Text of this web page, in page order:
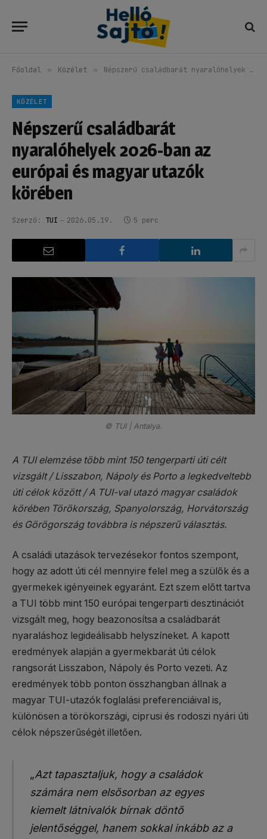
Főoldal » Közélet » Népszerű családbarát nyaralóhelyek 2026-ban az európai és magyar utazók körében
KÖZÉLET
Népszerű családbarát
nyaralóhelyek 2026-ban az
európai és magyar utazók
körében
Szerző: TUI 2026.05.19. 5 perc
© TUI | Antalya.
A TUI elemzése több mint 150 tengerparti úti célt
vizsgált / Lisszabon, Nápoly és Porto a legkedveltebb
úti célok között / A TUI-val utazó magyar családok
körében Törökország, Spanyolország, Horvátország
és Görögország továbbra is népszerű választás.
A családi utazások tervezésekor fontos szempont,
hogy az adott úti cél mennyire felel meg a szülők és a
gyermekek igényeinek egyaránt. Ezt szem előtt tartva
a TUI több mint 150 európai tengerparti desztinációt
vizsgált meg, hogy beazonosítsa a családbarát
nyaraláshoz legideálisabb helyszíneket. A kapott
eredmények alapján a gyermekbarát úti célok
rangsorát Lisszabon, Nápoly és Porto vezeti. Az
eredmények több ponton összhangban állnak a
magyar TUI-utazók foglalási preferenciáival is,
különösen a törökországi, ciprusi és rodoszi nyári úti
célok népszerűségét illetően.
„Azt tapasztaljuk, hogy a családok
számára nem elsősorban az egyes
kiemelt látnivalók bírnak döntő
jelentőséggel, hanem sokkal inkább az a